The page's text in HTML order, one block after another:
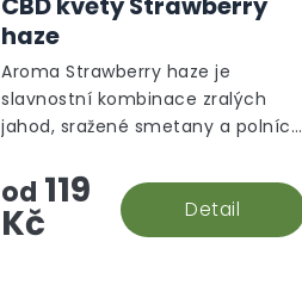
haze
od 119
Kč Detail
Aroma Strawberry haze je
slavnostní kombinace zralých
jahod, sražené smetany a polních